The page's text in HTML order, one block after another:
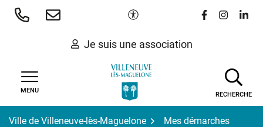
Aller
Paramètres d'accessibilité
Lien vers le
Lien vers
Lien
Je suis une association
MENU
RECHERCHE
Ville de Villeneuve-lès-Maguelone
Mes démarches